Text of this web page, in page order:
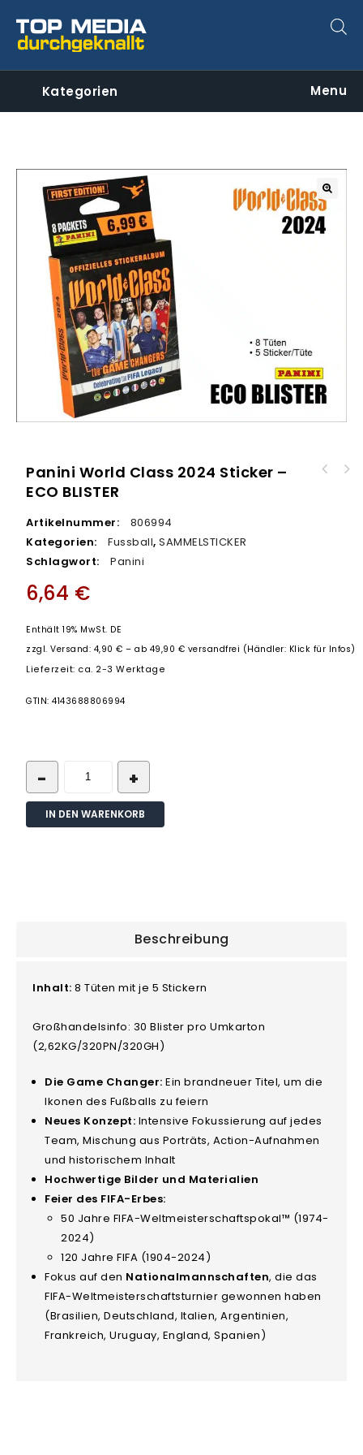
Kategorien Menu
🔍
Panini World Class 2024 Sticker –
ECO BLISTER
Artikelnummer:
806994
Kategorien:
Fussball,SAMMELSTICKER
Schlagwort:
Panini
6,64 €
Enthält 19% MwSt. DE
zzgl.Versand: 4,90 € – ab 49,90 € versandfrei (Händler: Klick für Infos)
Lieferzeit: ca. 2-3 Werktage
GTIN: 4143688806994
IN DEN WARENKORB
Beschreibung
Inhalt:8 Tüten mit je 5 Stickern
Großhandelsinfo: 30 Blister pro Umkarton
(2,62KG/320PN/320GH)
Die Game Changer:Ein brandneuer Titel, um die
Ikonen des Fußballs zu feiern
Neues Konzept: Intensive Fokussierung auf jedes
Team, Mischung aus Porträts, Action-Aufnahmen
und historischem Inhalt
Hochwertige Bilder und Materialien
Feier des FIFA-Erbes:
50 Jahre FIFA-Weltmeisterschaftspokal™ (1974-
2024)
120 Jahre FIFA (1904-2024)
Fokus auf den Nationalmannschaften, die das
FIFA-Weltmeisterschaftsturnier gewonnen haben
(Brasilien, Deutschland, Italien, Argentinien,
Frankreich, Uruguay, England, Spanien)